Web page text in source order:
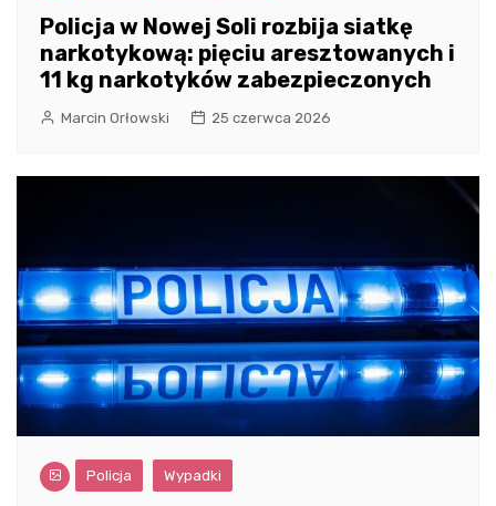
Policja w Nowej Soli rozbija siatkę
narkotykową: pięciu aresztowanych i
11 kg narkotyków zabezpieczonych
Marcin Orłowski 25 czerwca 2026
Policja Wypadki